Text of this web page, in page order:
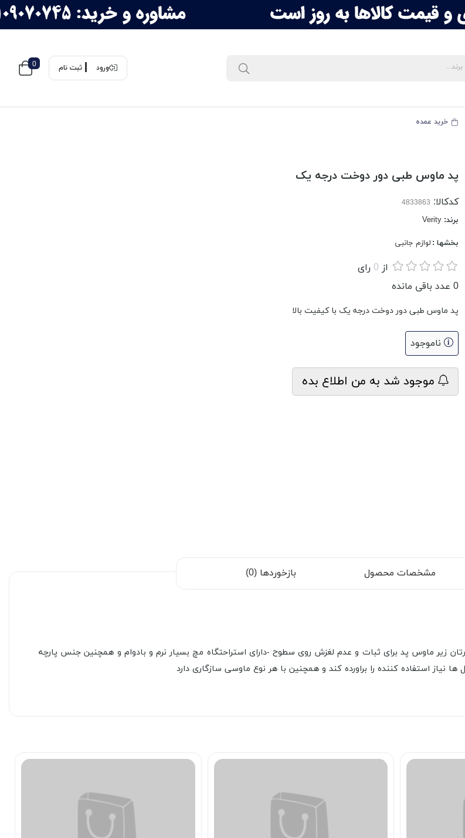
ورود ثبت نام 0
خرید عمده
پد ماوس طبی دور دوخت درجه یک
کدکالا:
برند:Verity
بخشها : لوازم جانبی
از 0 رای
0 عدد باقی مانده
پد ماوس طبی دور دوخت درجه یک با کیفیت بالا
ناموجود
موجود شد به من اطلاع بده
مشخصات محصول بازخوردها (0)
زیر ماوس پد برای ثبات و عدم لغزش روی سطوح -دارای استراحتگاه مچ بسیار نرم و بادوام و همچنین جنس پارچه